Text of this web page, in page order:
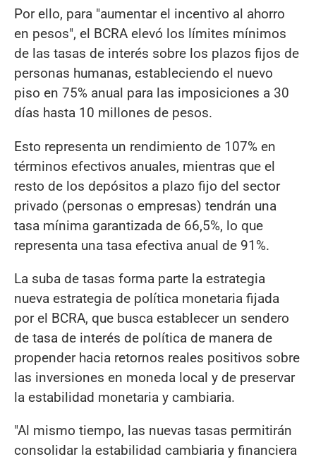
Por ello, para "aumentar el incentivo al ahorro
en pesos", el BCRA elevó los límites mínimos
de las tasas de interés sobre los plazos fijos de
personas humanas, estableciendo el nuevo
piso en 75% anual para las imposiciones a 30
días hasta 10 millones de pesos.
Esto representa un rendimiento de 107% en
términos efectivos anuales, mientras que el
resto de los depósitos a plazo fijo del sector
privado (personas o empresas) tendrán una
tasa mínima garantizada de 66,5%, lo que
representa una tasa efectiva anual de 91%.
La suba de tasas forma parte la estrategia
nueva estrategia de política monetaria fijada
por el BCRA, que busca establecer un sendero
de tasa de interés de política de manera de
propender hacia retornos reales positivos sobre
las inversiones en moneda local y de preservar
la estabilidad monetaria y cambiaria.
"Al mismo tiempo, las nuevas tasas permitirán
consolidar la estabilidad cambiaria y financiera